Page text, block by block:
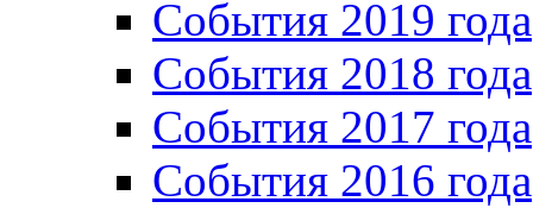
События 2019 года
События 2018 года
События 2017 года
События 2016 года